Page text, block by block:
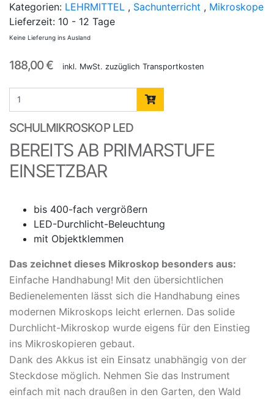
Kategorien: LEHRMITTEL , Sachunterricht , Mikroskope
Lieferzeit: 10 - 12 Tage
Keine Lieferung ins Ausland
188,00 € inkl. MwSt. zuzüglich Transportkosten
SCHULMIKROSKOP LED
BEREITS AB PRIMARSTUFE
EINSETZBAR
bis 400-fach vergrößern
LED-Durchlicht-Beleuchtung
mit Objektklemmen
Das zeichnet dieses Mikroskop besonders aus:
Einfache Handhabung! Mit den übersichtlichen
Bedienelementen lässt sich die Handhabung eines
modernen Mikroskops leicht erlernen. Das solide
Durchlicht-Mikroskop wurde eigens für den Einstieg
ins Mikroskopieren gebaut.
Dank des Akkus ist ein Einsatz unabhängig von der
Steckdose möglich. Nehmen Sie das Instrument
einfach mit nach draußen in den Garten, den Wald